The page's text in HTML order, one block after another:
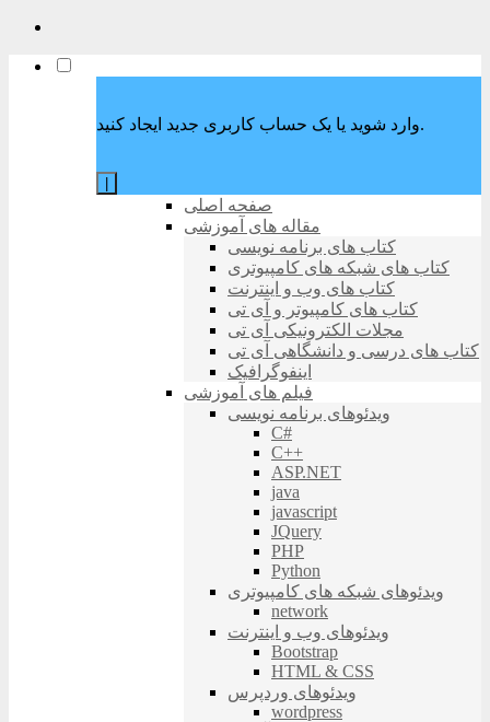
وارد شوید یا یک حساب کاربری جدید ایجاد کنید.
صفحه اصلی
مقاله های آموزشی
کتاب های برنامه نویسی
کتاب های شبکه های کامپیوتری
کتاب های وب و اینترنت
کتاب های کامپیوتر و آی تی
مجلات الکترونیکی آی تی
کتاب های درسی و دانشگاهی آی تی
اینفوگرافیک
فیلم های آموزشی
ویدئوهای برنامه نویسی
C#
C++
ASP.NET
java
javascript
JQuery
PHP
Python
ویدئوهای شبکه های کامپیوتری
network
ویدئوهای وب و اینترنت
Bootstrap
HTML & CSS
ویدئوهای وردپرس
wordpress